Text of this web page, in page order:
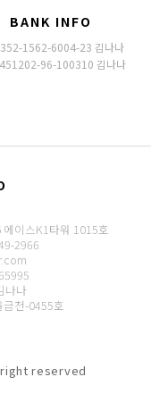
BANK INFO
1562-6004-23 김나나
96-100310 김나나
이스K1타워 1015호
2966
나나
천-0455호
reserved